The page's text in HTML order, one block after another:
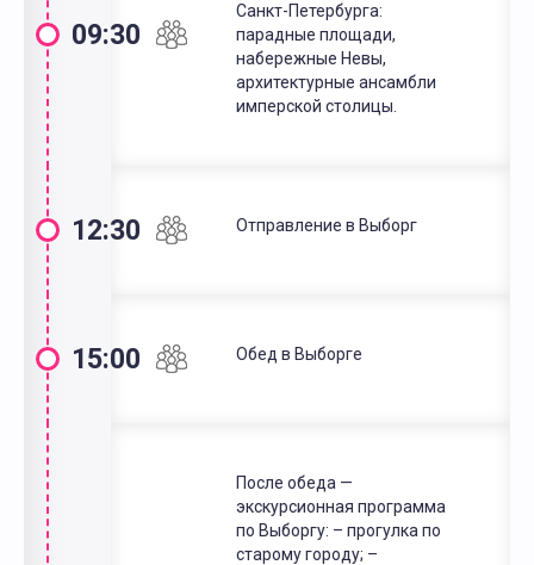
09:30
Санкт-Петербурга:
парадные площади,
набережные Невы,
архитектурные ансамбли
имперской столицы.
12:30 Отправление в Выборг
15:00 Обед в Выборге
После обеда —
экскурсионная программа
по Выборгу: – прогулка по
старому городу; –